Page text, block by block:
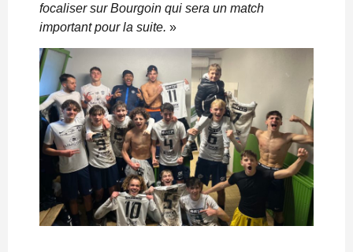
focaliser sur Bourgoin qui sera un match
important pour la suite. »